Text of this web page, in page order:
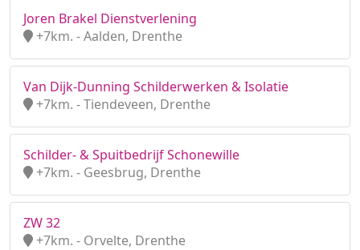
Joren Brakel Dienstverlening
+7km. - Aalden, Drenthe
Van Dijk-Dunning Schilderwerken & Isolatie
+7km. - Tiendeveen, Drenthe
Schilder- & Spuitbedrijf Schonewille
+7km. - Geesbrug, Drenthe
ZW 32
+7km. - Orvelte, Drenthe